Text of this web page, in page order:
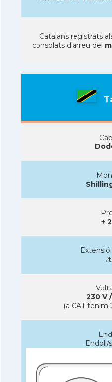
Catalans registrats
consolats d'arreu del
+
230 V
(a CAT tenim
Endoll/s